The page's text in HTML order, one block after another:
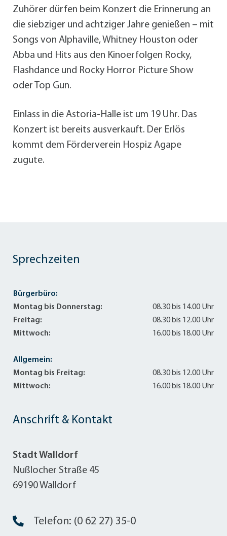
Zuhörer dürfen beim Konzert die Erinnerung an
die siebziger und achtziger Jahre genießen – mit
Songs von Alphaville, Whitney Houston oder
Abba und Hits aus den Kinoerfolgen Rocky,
Flashdance und Rocky Horror Picture Show
oder Top Gun.
Einlass in die Astoria-Halle ist um 19 Uhr. Das
Konzert ist bereits ausverkauft. Der Erlös
kommt dem Förderverein Hospiz Agape
zugute.
Anschrift & Kontakt
Stadt Walldorf
Nußlocher Straße 45
69190 Walldorf
Telefon: (0 62 27) 35-0
Sprechzeiten
Bürgerbüro:
Montag bis Donnerstag:
08.30 bis 14.00 Uhr
Freitag:
08.30 bis 12.00 Uhr
Mittwoch:
16.00 bis 18.00 Uhr
Allgemein:
Montag bis Freitag:
08.30 bis 12.00 Uhr
Mittwoch:
16.00 bis 18.00 Uhr